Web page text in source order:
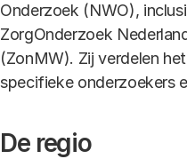
Onderzoek (NWO),
ZorgOnderzoek
(ZonMW). Zij verdelen
specifieke onderzoekers
De regio